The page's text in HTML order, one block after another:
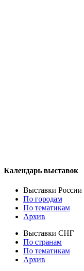
Календарь выставок
Выставки России
По городам
По тематикам
Архив
Выставки СНГ
По странам
По тематикам
Архив